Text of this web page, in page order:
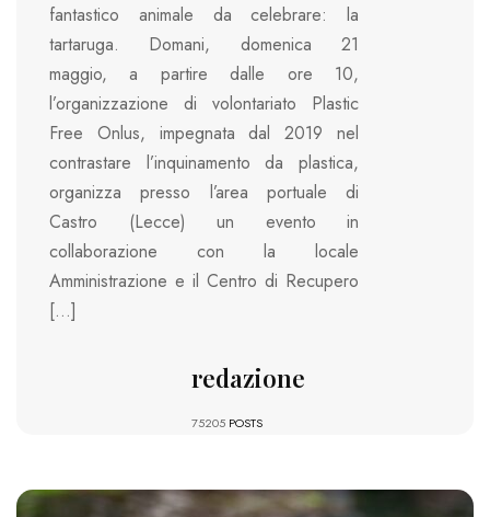
fantastico animale da celebrare: la
tartaruga. Domani, domenica 21
maggio, a partire dalle ore 10,
l’organizzazione di volontariato Plastic
Free Onlus, impegnata dal 2019 nel
contrastare l’inquinamento da plastica,
organizza presso l’area portuale di
Castro (Lecce) un evento in
collaborazione con la locale
Amministrazione e il Centro di Recupero
[…]
redazione
75205 POSTS